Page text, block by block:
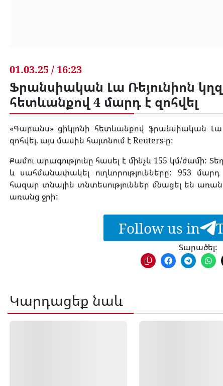
01.03.25 / 16:23
Ֆրանսիական Լա Ռեյունիոն
հետևանքով 4 մարդ է զոհվել
«Գարանս» ցիկլոնի հետևանքով ֆրանսիական
զոհվել. այս մասին հայտնում է Reuters-ը:
Քամու արագությունը հասել է մինչև 155 կմ/ժամի:
և սահմանափակել ուղևորությունները: 953
հազար տնային տնտեսություններ մնացել են
առանց ջրի:
Follow us in
Տարածել:
Կարդացեք նաև